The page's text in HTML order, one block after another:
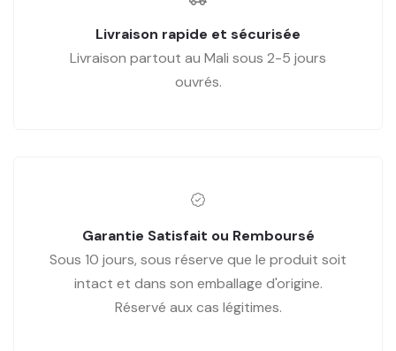
Livraison rapide et sécurisée
Livraison partout au Mali sous 2-5 jours
ouvrés.
Garantie Satisfait ou Remboursé
Sous 10 jours, sous réserve que le produit soit
intact et dans son emballage d'origine.
Réservé aux cas légitimes.